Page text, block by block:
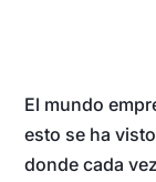
El mundo
esto se ha
donde cada